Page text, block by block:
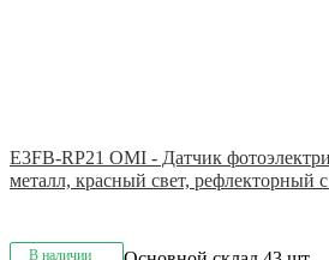
E3FB-RP21 OMI - Датчик
металл, красный свет, рефлекторный
В наличии